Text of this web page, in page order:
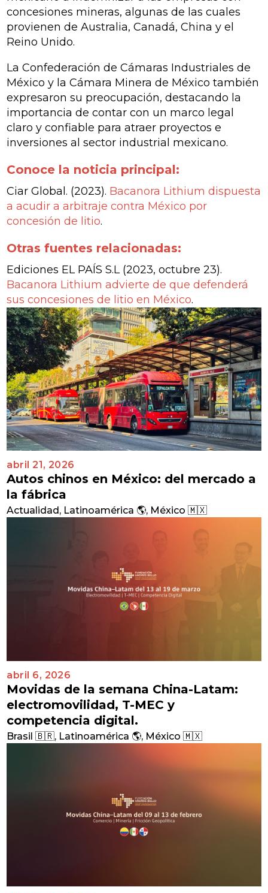
concesiones mineras, algunas de las cuales
provienen de Australia, Canadá, China y el
Reino Unido.
La Confederación de Cámaras Industriales de
México y la Cámara Minera de México también
expresaron su preocupación, destacando la
importancia de contar con un marco legal
claro y confiable para atraer proyectos e
inversiones al sector industrial mexicano.
Conoce la noticia principal:
Ciar Global. (2023). Bacanora Lithium dispuesta
a acudir a arbitraje contra México por
concesión de litio.
Otras fuentes relacionadas:
Ediciones EL PAÍS S.L (2023, octubre 23).
Bacanora Lithium advierte de que defenderá
sus concesiones de litio en México.
abril 21, 2026
Autos chinos en México: del mercado a
la fábrica
Actualidad , Latinoamérica 🌎, México 🇲🇽
abril 6, 2026
Movidas de la semana China-Latam:
electromovilidad, T-MEC y
competencia digital.
Brasil 🇧🇷, Latinoamérica 🌎, México 🇲🇽